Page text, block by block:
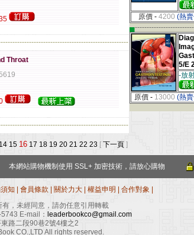
Throat
14 15 16 17 18 19 20 21 22 23 [ 下一頁 ]
原價 - 4200 (熱
▄
5/E
-放
原價 - 13000 (熱
本網站購物機制使用 SSL+ 加密技術，請放心購物
知 會員條款 關於力大 權益申明 合作對象
，未經同意，請勿任意引用轉載
E-mail： leaderbookco@gmail.com
路二段90巷2號4樓之2
CO.,LTD All rights reserved.